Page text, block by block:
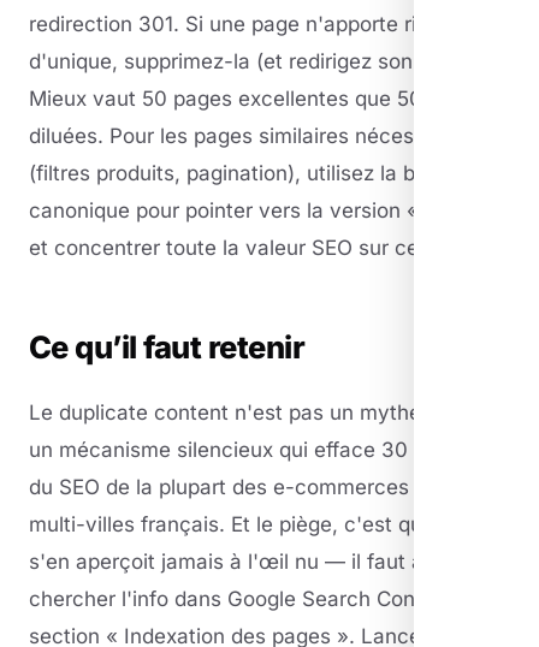
redirection 301. Si une page n'apporte rien
d'unique, supprimez-la (et redirigez son URL).
Mieux vaut 50 pages excellentes que 500 pages
diluées. Pour les pages similaires nécessaires
(filtres produits, pagination), utilisez la balise
canonique pour pointer vers la version « mère »
et concentrer toute la valeur SEO sur celle-ci.
Ce qu’il faut retenir
Le duplicate content n'est pas un mythe : c'est
un mécanisme silencieux qui efface 30 à 70 %
du SEO de la plupart des e-commerces et sites
multi-villes français. Et le piège, c'est qu'on ne
s'en aperçoit jamais à l'œil nu — il faut aller
chercher l'info dans Google Search Console
section « Indexation des pages ». Lancez-le